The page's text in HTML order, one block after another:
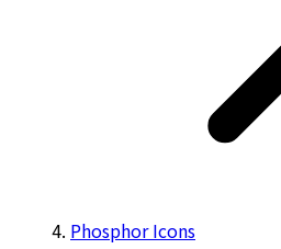
Phosphor Icons